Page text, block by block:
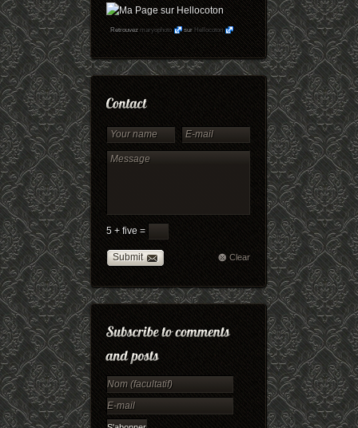
Retrouvezmaryophoto surHellocoton
5 + five =
Submit Clear